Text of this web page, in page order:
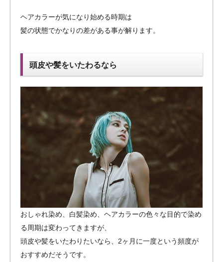
ヘアカラーが気になり始める時期は
髪の状態でかなりの差がある事が解ります。
頭皮や髪をいたわるなら
おしゃれ染め、白髪染め、ヘアカラーの色々な目的で染め
る周期は変わってきますが、
頭皮や髪をいたわりたいなら、2ヶ月に一度という頻度が
おすすめだそうです。